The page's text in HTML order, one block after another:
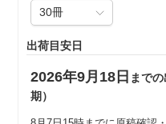
出荷目安日
2026年9月18日 まで
期）